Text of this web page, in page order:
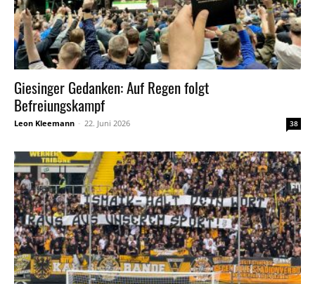
Giesinger Gedanken: Auf Regen folgt
Befreiungskampf
Leon Kleemann - 22. Juni 2026 38